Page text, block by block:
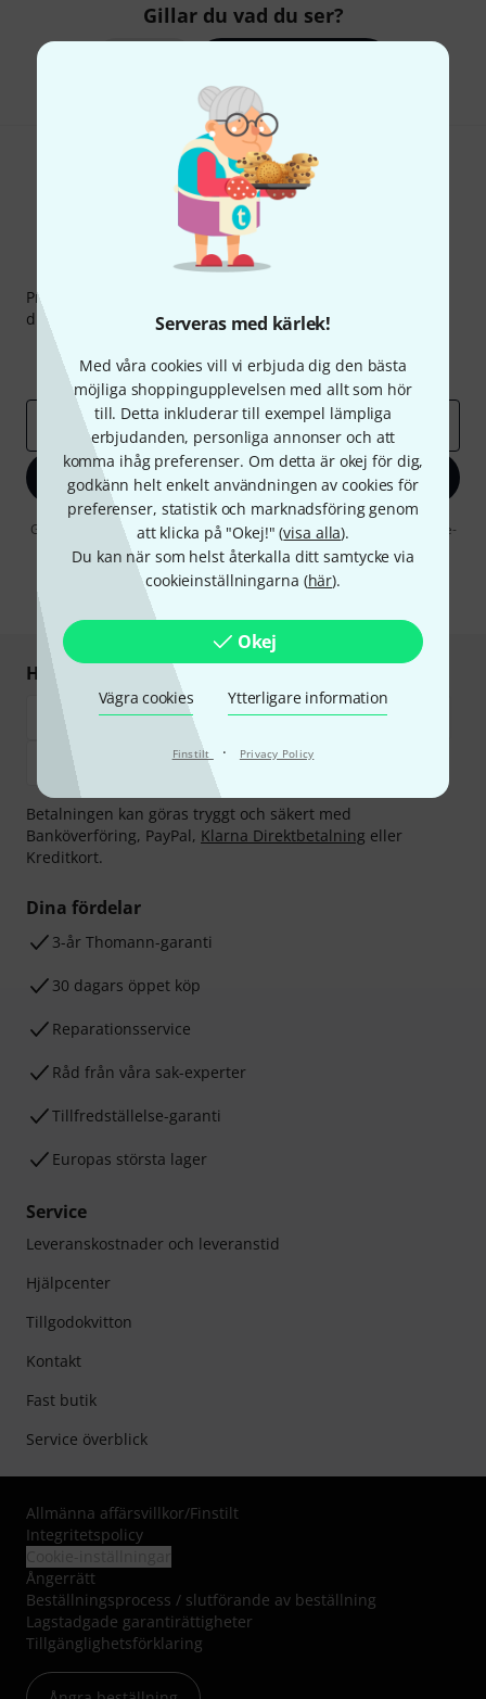
Serveras med kärlek!
Med våra cookies vill vi erbjuda dig den bästa
möjliga shoppingupplevelsen med allt som hör
till. Detta inkluderar till exempel lämpliga
erbjudanden, personliga annonser och att
komma ihåg preferenser. Om detta är okej för dig,
godkänn helt enkelt användningen av cookies för
preferenser, statistik och marknadsföring genom
att klicka på "Okej!" (visa alla).
Du kan när som helst återkalla ditt samtycke via
cookieinställningarna (här).
Okej
Vägra cookies Ytterligare information
Finstilt · Privacy Policy
Gillar du vad du ser?
Thomann nyhetsbrev
Prenumererar på Thomanns Nyhetsbrev på engelska och
du kan med lite tur vinna en50 kupongvärd
Thomann Insikter
E-postadress*
Registrera dig nu
Genom att klicka på "Registrera dig nu" samtycker jag till att ta emot e-
postreklam. Avregistrering är möjlig när som helst. Du finner mer
information om nyhetsbrevet i vårsekretesspolicy .
Handla och betala säkert
Betalningen kan göras tryggt och säkert med
Banköverföring, PayPal, Klarna Direktbetalning eller
Kreditkort.
Dina fördelar
3-år Thomann-garanti
30 dagars öppet köp
Reparationsservice
Råd från våra sak-experter
Tillfredställelse-garanti
Europas största lager
Service
Leveranskostnader och leveranstid
Hjälpcenter
Tillgodokvitton
Kontakt
Fast butik
Service överblick
Allmänna affärsvillkor/Finstilt
Integritetspolicy
Ångerrätt
Beställningsprocess / slutförande av beställning
Lagstadgade garantirättigheter
Tillgänglighetsförklaring